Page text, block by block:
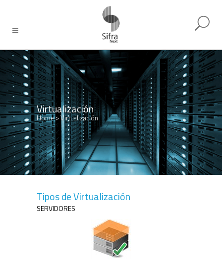
Virtualización
Home>Virtualización
Tipos de Virtualización
SERVIDORES